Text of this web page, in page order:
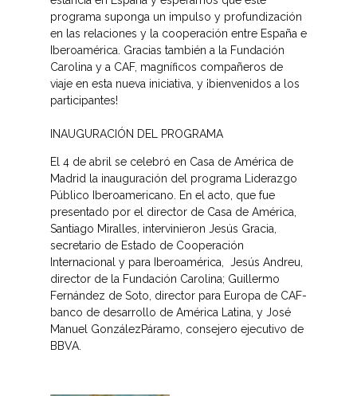
programa suponga un impulso y profundización
en las relaciones y la cooperación entre España e
Iberoamérica. Gracias también a la Fundación
Carolina y a CAF, magníficos compañeros de
viaje en esta nueva iniciativa, y ¡bienvenidos a los
participantes!
INAUGURACIÓN DEL PROGRAMA
El 4 de abril se celebró en Casa de América de
Madrid la inauguración del programa Liderazgo
Público Iberoamericano. En el acto, que fue
presentado por el director de Casa de América,
Santiago Miralles, intervinieron Jesús Gracia,
secretario de Estado de Cooperación
Internacional y para Iberoamérica, Jesús Andreu,
director de la Fundación Carolina; Guillermo
Fernández de Soto, director para Europa de CAF-
banco de desarrollo de América Latina, y José
Manuel GonzálezPáramo, consejero ejecutivo de
BBVA.